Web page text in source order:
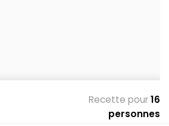
Recette pour16
personnes